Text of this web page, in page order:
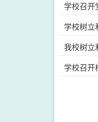
学校召开
学校树立
我校树立
学校召开